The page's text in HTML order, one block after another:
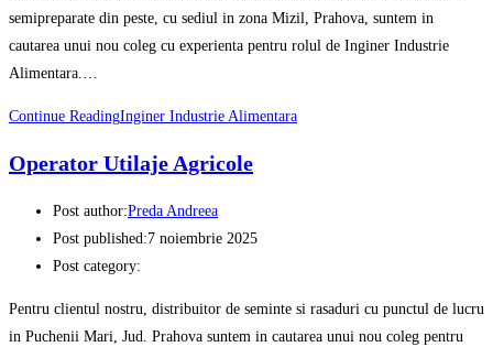
semipreparate din peste, cu sediul in zona Mizil, Prahova, suntem in
cautarea unui nou coleg cu experienta pentru rolul de Inginer Industrie
Alimentara.…
Continue ReadingInginer Industrie Alimentara
Operator Utilaje Agricole
Post author:Preda Andreea
Post published:7 noiembrie 2025
Post category:
Pentru clientul nostru, distribuitor de seminte si rasaduri cu punctul de lucru
in Puchenii Mari, Jud. Prahova suntem in cautarea unui nou coleg pentru